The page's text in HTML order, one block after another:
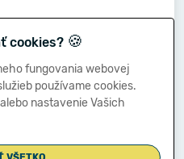
cookies? 🍪
fungovania webovej
používame cookies.
nastavenie Vašich